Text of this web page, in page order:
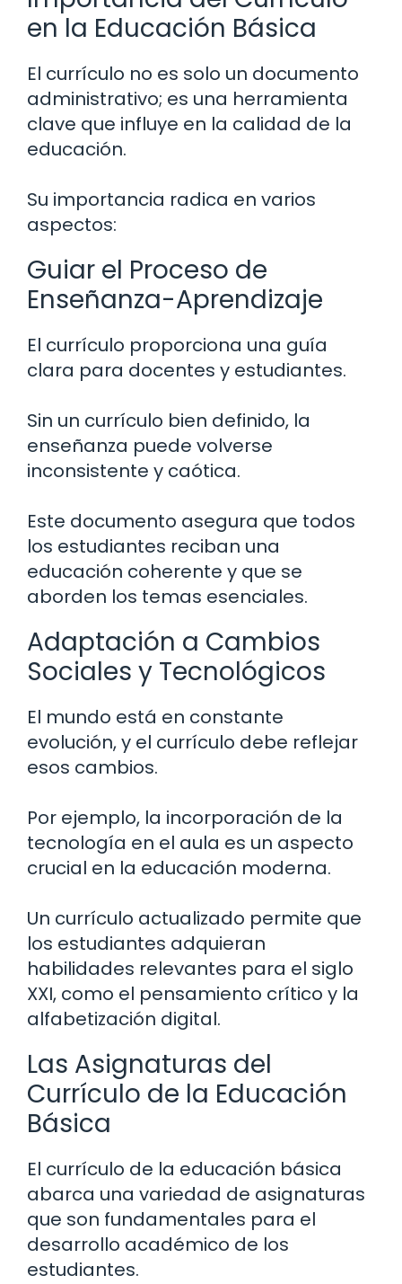
en la Educación Básica
El currículo no es solo un documento
administrativo; es una herramienta
clave que influye en la calidad de la
educación.
Su importancia radica en varios
aspectos:
Guiar el Proceso de
Enseñanza-Aprendizaje
El currículo proporciona una guía
clara para docentes y estudiantes.
Sin un currículo bien definido, la
enseñanza puede volverse
inconsistente y caótica.
Este documento asegura que todos
los estudiantes reciban una
educación coherente y que se
aborden los temas esenciales.
Adaptación a Cambios
Sociales y Tecnológicos
El mundo está en constante
evolución, y el currículo debe reflejar
esos cambios.
Por ejemplo, la incorporación de la
tecnología en el aula es un aspecto
crucial en la educación moderna.
Un currículo actualizado permite que
los estudiantes adquieran
habilidades relevantes para el siglo
XXI, como el pensamiento crítico y la
alfabetización digital.
Las Asignaturas del
Currículo de la Educación
Básica
El currículo de la educación básica
abarca una variedad de asignaturas
que son fundamentales para el
desarrollo académico de los
estudiantes.